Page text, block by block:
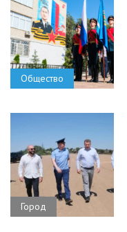
Общество
Город